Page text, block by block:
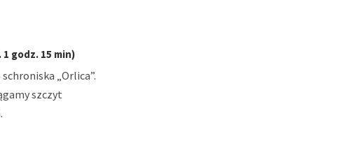
godz. 15 min)
„Orlica”.
szczyt